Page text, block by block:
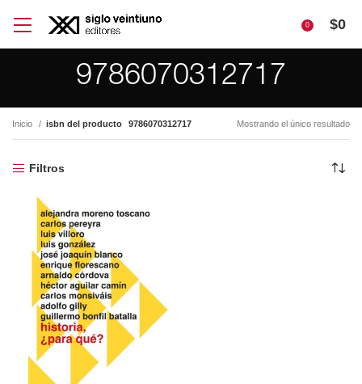
0 $0
9786070312717
Inicio isbn del producto 9786070312717 Mostrando el único resultado
Filtros